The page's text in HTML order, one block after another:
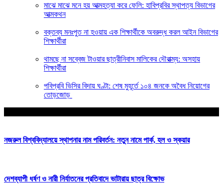
মাঝে মাঝে মনে হয় আত্মহত্যা করে ফেলি: হাবিপ্রবির স্থাপত্য বিভাগের
আত্মকথন
বক্তব্য মনঃপুত না হওয়ায় এক শিক্ষার্থীকে অবরুদ্ধ করল আইন বিভাগের
শিক্ষার্থীরা
থামছে না সব্বেজ টাওয়ার ছাত্রীনিবাস মালিকের দৌরাত্ম্য: অসহায়
শিক্ষার্থীরা
পবিপ্রবি ভিসির বিদায় ঘণ্টা: শেষ মুহূর্তে ১০৪ জনকে অবৈধ নিয়োগের
তোড়জোড়
নজরুল বিশ্ববিদ্যালয়ে স্থাপনার নাম পরিবর্তন: নতুন নামে পার্ক, হল ও স্কয়ার
দেশব্যাপী ধর্ষণ ও নারী নির্যাতনের প্রতিবাদে ভাটারায় ছাত্র বিক্ষোভ